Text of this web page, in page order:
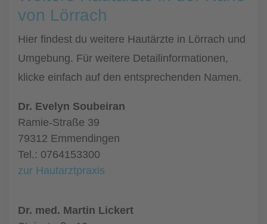
von Lörrach
Hier findest du weitere Hautärzte in Lörrach und
Umgebung. Für weitere Detailinformationen,
klicke einfach auf den entsprechenden Namen.
Dr. Evelyn Soubeiran
Ramie-Straße 39
79312 Emmendingen
Tel.: 0764153300
zur Hautarztpraxis
Dr. med. Martin Lickert